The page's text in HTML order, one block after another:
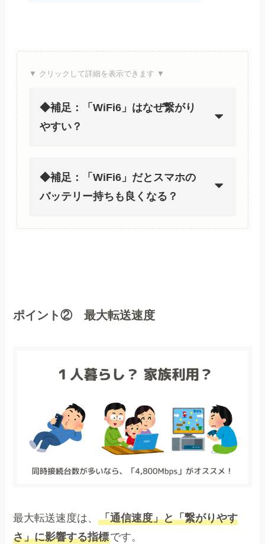
▼ クリックして詳細を表示できます ▼
◆補足：「WiFi6」はなぜ繋がり
やすい？
◆補足：「WiFi6」だとスマホの
バッテリー持ちも良くなる？
ポイント② 最大転送速度
最大転送速度は、「通信速度」と「繋がりやす
さ」に影響する指標です。